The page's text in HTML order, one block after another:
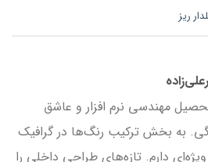
ریز
مهندسی نرم افزار و عاشق
به بخش ترکیب رنگ‌ها در گرافیک
دارم. تازه‌های طراحی داخلی را